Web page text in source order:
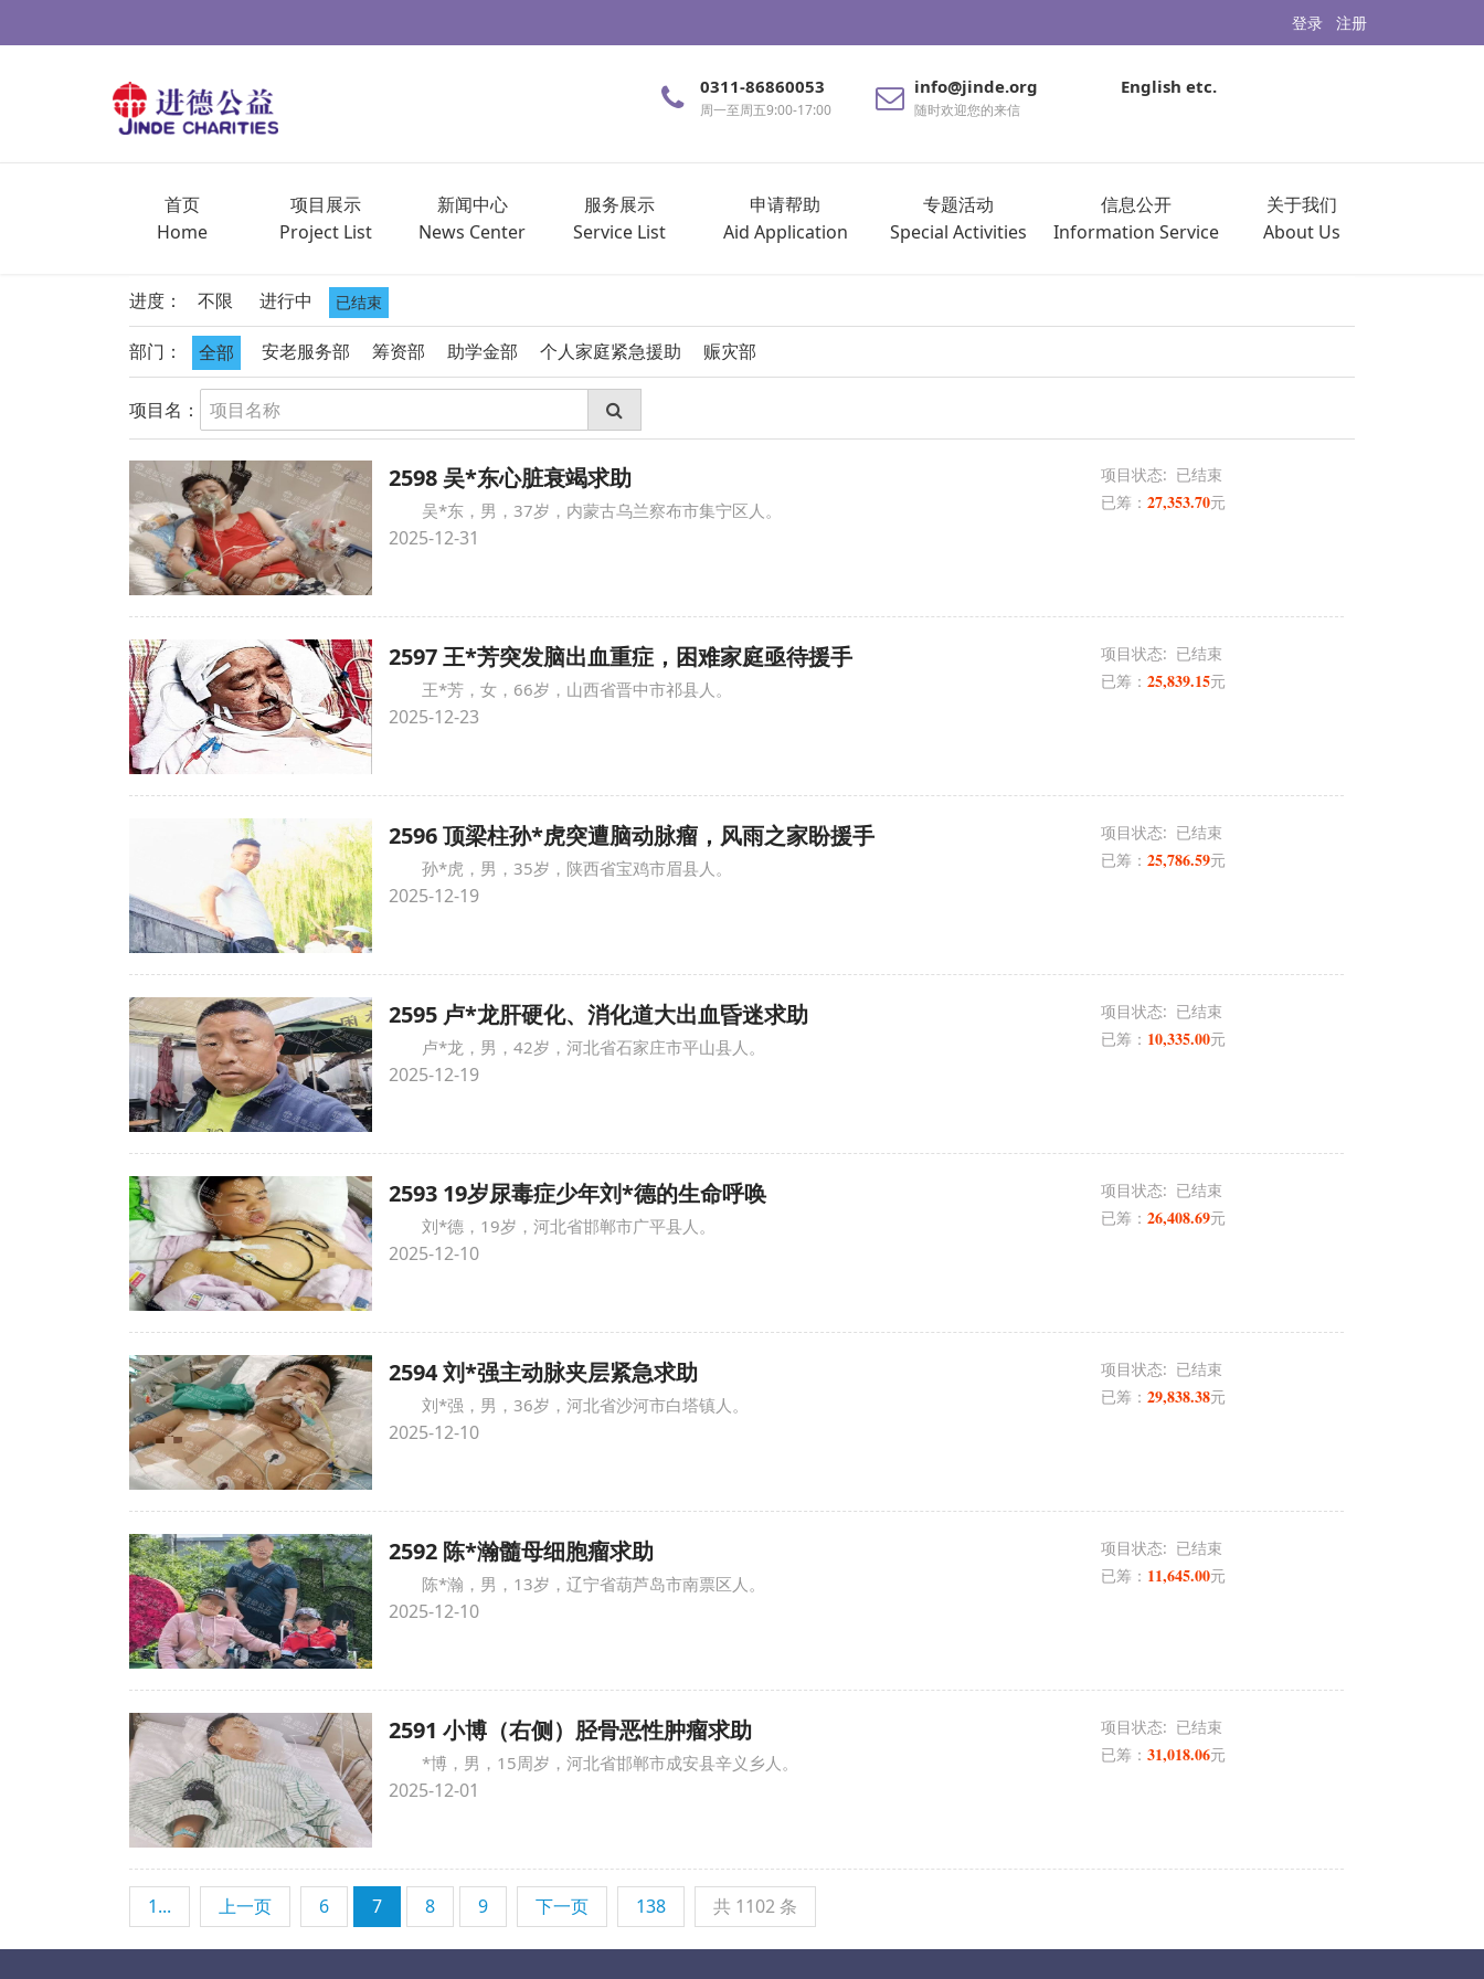
登录 注册
0311-86860053
周一至周五9:00-17:00
info@jinde.org
随时欢迎您的来信
English etc.
首页
Home
项目展示
Project List
新闻中心
News Center
服务展示
Service List
申请帮助
Aid Application
专题活动
Special Activities
信息公开
Information Service
关于我们
About Us
进度： 不限 进行中 已结束
部门： 全部 安老服务部 筹资部 助学金部 个人家庭紧急援助 赈灾部
项目名：
2598 吴*东心脏衰竭求助
吴*东，男，37岁，内蒙古乌兰察布市集宁区人。
2025-12-31
项目状态: 已结束
已筹： 27,353.70元
2597 王*芳突发脑出血重症，困难家庭亟待援手
王*芳，女，66岁，山西省晋中市祁县人。
2025-12-23
项目状态: 已结束
已筹： 25,839.15元
2596 顶梁柱孙*虎突遭脑动脉瘤，风雨之家盼援手
孙*虎，男，35岁，陕西省宝鸡市眉县人。
2025-12-19
项目状态: 已结束
已筹： 25,786.59元
2595 卢*龙肝硬化、消化道大出血昏迷求助
卢*龙，男，42岁，河北省石家庄市平山县人。
2025-12-19
项目状态: 已结束
已筹： 10,335.00元
2593 19岁尿毒症少年刘*德的生命呼唤
刘*德，19岁，河北省邯郸市广平县人。
2025-12-10
项目状态: 已结束
已筹： 26,408.69元
2594 刘*强主动脉夹层紧急求助
刘*强，男，36岁，河北省沙河市白塔镇人。
2025-12-10
项目状态: 已结束
已筹： 29,838.38元
2592 陈*瀚髓母细胞瘤求助
陈*瀚，男，13岁，辽宁省葫芦岛市南票区人。
2025-12-10
项目状态: 已结束
已筹： 11,645.00元
2591 小博（右侧）胫骨恶性肿瘤求助
*博，男，15周岁，河北省邯郸市成安县辛义乡人。
2025-12-01
项目状态: 已结束
已筹： 31,018.06元
1... 上一页 6 7 8 9 下一页 138 共 1102 条